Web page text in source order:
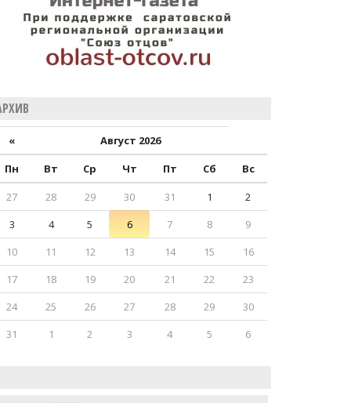
«
Август 2026
Пн
Вт Ср Чт Пт Сб
Вс
27
28 29 30 31 1
2
3
4 5 6 7 8
9
10
11 12 13 14 15
16
17
18 19 20 21 22
23
24
25 26 27 28 29
30
31
1 2 3 4 5 6